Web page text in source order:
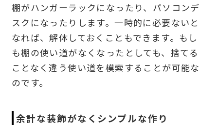
棚がハンガーラックになったり、パソコンデ
スクになったりします。一時的に必要ないと
なれば、解体しておくこともできます。もし
も棚の使い道がなくなったとしても、捨てる
ことなく違う使い道を模索することが可能な
のです。
余計な装飾がなくシンプルな作り